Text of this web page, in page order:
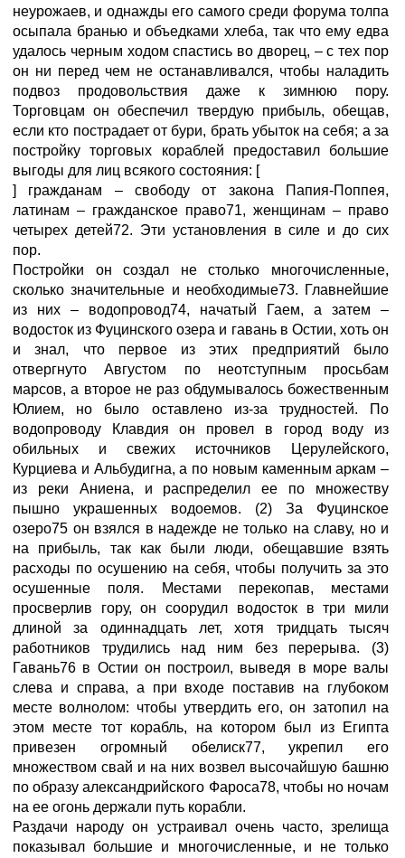
неурожаев, и однажды его самого среди форума толпа
осыпала бранью и объедками хлеба, так что ему едва
удалось черным ходом спастись во дворец, – с тех пор
он ни перед чем не останавливался, чтобы наладить
подвоз продовольствия даже к зимнюю пору.
Торговцам он обеспечил твердую прибыль, обещав,
если кто пострадает от бури, брать убыток на себя; а за
постройку торговых кораблей предоставил большие
выгоды для лиц всякого состояния: [
] гражданам – свободу от закона Папия-Поппея,
латинам – гражданское право71, женщинам – право
четырех детей72. Эти установления в силе и до сих
пор.
Постройки он создал не столько многочисленные,
сколько значительные и необходимые73. Главнейшие
из них – водопровод74, начатый Гаем, а затем –
водосток из Фуцинского озера и гавань в Остии, хоть он
и знал, что первое из этих предприятий было
отвергнуто Августом по неотступным просьбам
марсов, а второе не раз обдумывалось божественным
Юлием, но было оставлено из-за трудностей. По
водопроводу Клавдия он провел в город воду из
обильных и свежих источников Церулейского,
Курциева и Альбудигна, а по новым каменным аркам –
из реки Аниена, и распределил ее по множеству
пышно украшенных водоемов. (2) За Фуцинское
озеро75 он взялся в надежде не только на славу, но и
на прибыль, так как были люди, обещавшие взять
расходы по осушению на себя, чтобы получить за это
осушенные поля. Местами перекопав, местами
просверлив гору, он соорудил водосток в три мили
длиной за одиннадцать лет, хотя тридцать тысяч
работников трудились над ним без перерыва. (3)
Гавань76 в Остии он построил, выведя в море валы
слева и справа, а при входе поставив на глубоком
месте волнолом: чтобы утвердить его, он затопил на
этом месте тот корабль, на котором был из Египта
привезен огромный обелиск77, укрепил его
множеством свай и на них возвел высочайшую башню
по образу александрийского Фароса78, чтобы но ночам
на ее огонь держали путь корабли.
Раздачи народу он устраивал очень часто, зрелища
показывал большие и многочисленные, и не только